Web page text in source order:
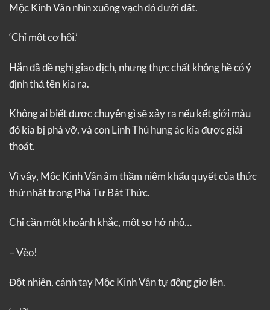
Mộc Kinh Vân nhìn xuống vạch đỏ dưới đất.
‘Chỉ một cơ hội.’
Hắn đã đề nghị giao dịch, nhưng thực chất không hề có ý
định thả tên kia ra.
Không ai biết được chuyện gì sẽ xảy ra nếu kết giới màu
đỏ kia bị phá vỡ, và con Linh Thú hung ác kia được giải
thoát.
Vì vậy, Mộc Kinh Vân âm thầm niệm khẩu quyết của thức
thứ nhất trong Phá Tư Bát Thức.
Chỉ cần một khoảnh khắc, một sơ hở nhỏ…
– Vèo!
Đột nhiên, cánh tay Mộc Kinh Vân tự động giơ lên.